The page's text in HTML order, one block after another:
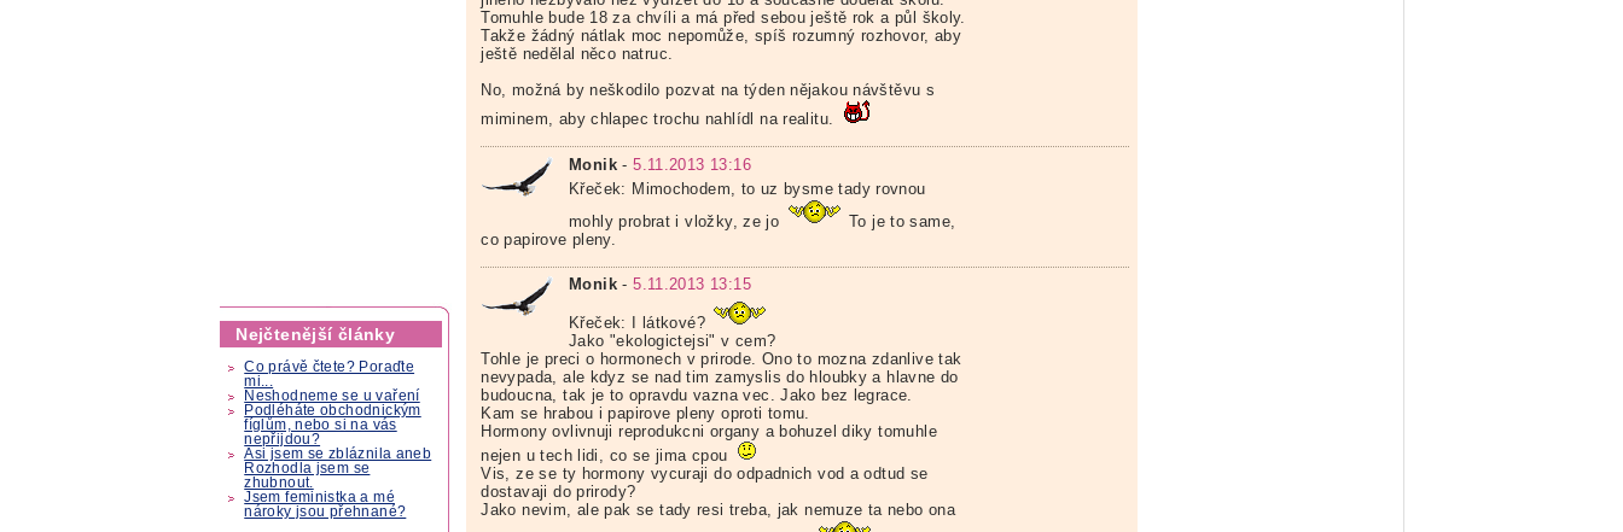
Nejčtenější články
Co právě čtete? Poraďte
mi...
Neshodneme se u vaření
Podléháte obchodnickým
fíglům, nebo si na vás
nepřijdou?
Asi jsem se zbláznila aneb
Rozhodla jsem se
zhubnout.
Jsem feministka a mé
nároky jsou přehnané?
Tomuhle bude 18 za chvíli a má před sebou ještě rok a půl školy.
Takže žádný nátlak moc nepomůže, spíš rozumný rozhovor, aby
ještě nedělal něco natruc.
No, možná by neškodilo pozvat na týden nějakou návštěvu s
miminem, aby chlapec trochu nahlídl na realitu.
Monik -5.11.2013 13:16
Křeček: Mimochodem, to uz bysme tady rovnou
mohly probrat i vložky, ze jo
To je to same,
co papirove pleny.
Monik -5.11.2013 13:15
Křeček: I látkové?
Jako "ekologictejsi" v cem?
Tohle je preci o hormonech v prirode. Ono to mozna zdanlive tak
nevypada, ale kdyz se nad tim zamyslis do hloubky a hlavne do
budoucna, tak je to opravdu vazna vec. Jako bez legrace.
Kam se hrabou i papirove pleny oproti tomu.
Hormony ovlivnuji reprodukcni organy a bohuzel diky tomuhle
nejen u tech lidi, co se jima cpou
Vis, ze se ty hormony vycuraji do odpadnich vod a odtud se
dostavaji do prirody?
Jako nevim, ale pak se tady resi treba, jak nemuze ta nebo ona